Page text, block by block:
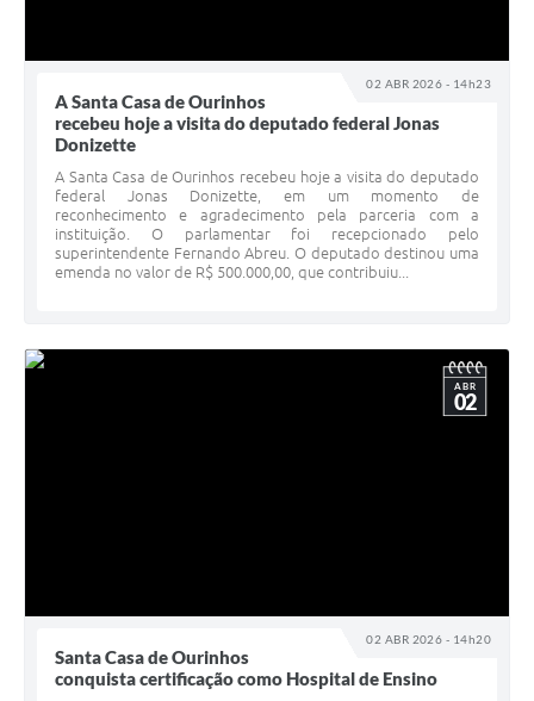
02 ABR 2026 - 14h23
A Santa Casa de Ourinhos
recebeu hoje a visita do deputado federal Jonas
Donizette
A Santa Casa de Ourinhos recebeu hoje a visita do deputado
federal Jonas Donizette, em um momento de
reconhecimento e agradecimento pela parceria com a
instituição. O parlamentar foi recepcionado pelo
superintendente Fernando Abreu. O deputado destinou uma
emenda no valor de R$ 500.000,00, que contribuiu...
02 ABR 2026 - 14h20
ABR
02
Santa Casa de Ourinhos
conquista certificação como Hospital de Ensino